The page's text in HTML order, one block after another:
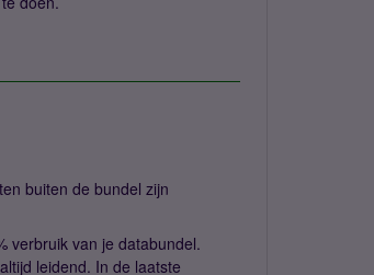
buiten de bundel zijn
verbruik van je databundel.
leidend. In de laatste